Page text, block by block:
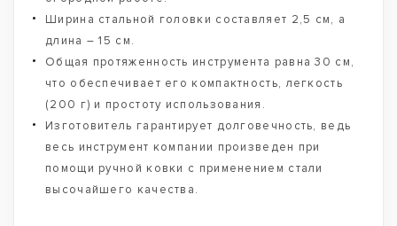
Ширина стальной головки составляет 2,5 см, а
длина – 15 см.
Общая протяженность инструмента равна 30 см,
что обеспечивает его компактность, легкость
(200 г) и простоту использования.
Изготовитель гарантирует долговечность, ведь
весь инструмент компании произведен при
помощи ручной ковки с применением стали
высочайшего качества.